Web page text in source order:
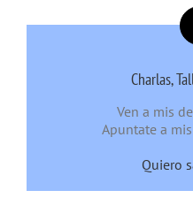
Charlas,
Ven a mis
Apuntate a
Quiero